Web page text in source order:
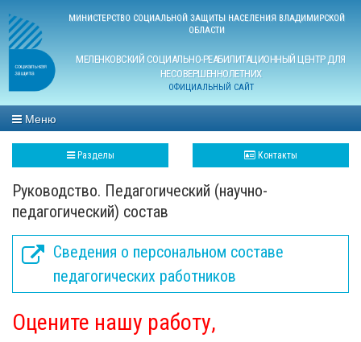
МИНИСТЕРСТВО СОЦИАЛЬНОЙ ЗАЩИТЫ НАСЕЛЕНИЯ ВЛАДИМИРСКОЙ
ОБЛАСТИ
МЕЛЕНКОВСКИЙ СОЦИАЛЬНО-РЕАБИЛИТАЦИОННЫЙ ЦЕНТР ДЛЯ
НЕСОВЕРШЕННОЛЕТНИХ
ОФИЦИАЛЬНЫЙ САЙТ
Меню
Разделы Контакты
Руководство. Педагогический (научно-
педагогический) состав
Сведения о персональном составе
педагогических работников
Оцените нашу работу,